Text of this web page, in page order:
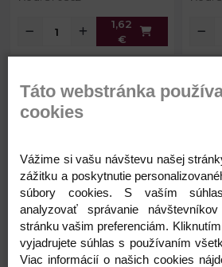
1,62
€
párty
Obvod čelenky: 34 cm
1,56 €
Táto webstránka
cookies
Vážime si vašu návštevu našej
zážitku a poskytnutie
súbory cookies. S vaším
analyzovať správanie
stránku vašim preferenciám.
vyjadrujete súhlas s používaním
Viac informácií o našich cookies